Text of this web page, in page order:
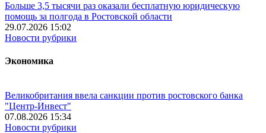
Больше 3,5 тысячи раз оказали бесплатную юридическую
помощь за полгода в Ростовской области
29.07.2026 15:02
Новости рубрики
Экономика
Великобритания ввела санкции против ростовского банка
"Центр-Инвест"
07.08.2026 15:34
Новости рубрики